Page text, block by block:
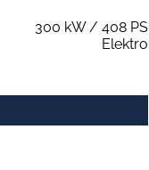
300 kW / 408 PS
Elektro